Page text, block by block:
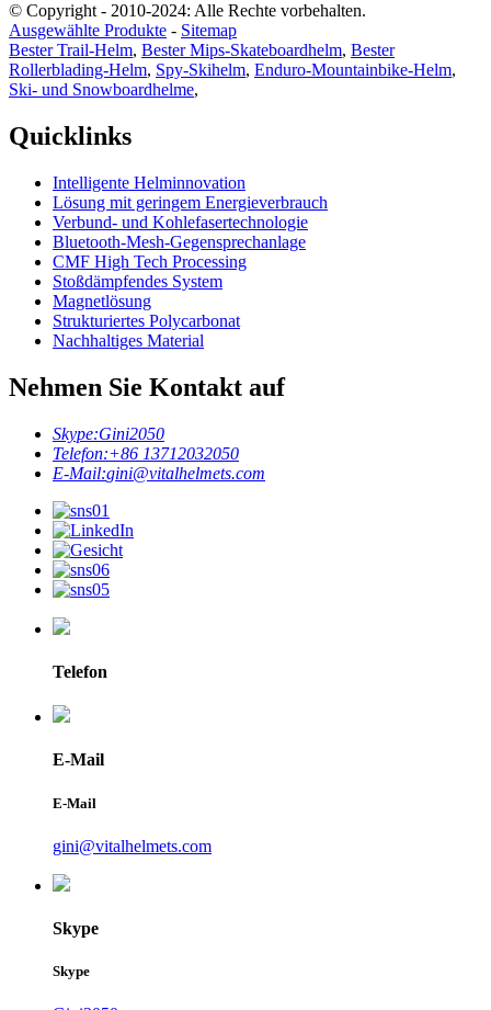
© Copyright - 2010-2024: Alle Rechte vorbehalten.
Ausgewählte Produkte - Sitemap
Bester Trail-Helm, Bester Mips-Skateboardhelm, Bester
Rollerblading-Helm, Spy-Skihelm, Enduro-Mountainbike-Helm,
Ski- und Snowboardhelme,
Quicklinks
Intelligente Helminnovation
Lösung mit geringem Energieverbrauch
Verbund- und Kohlefasertechnologie
Bluetooth-Mesh-Gegensprechanlage
CMF High Tech Processing
Stoßdämpfendes System
Magnetlösung
Strukturiertes Polycarbonat
Nachhaltiges Material
Nehmen Sie Kontakt auf
Skype:Gini2050
Telefon:+86 13712032050
E-Mail:gini@vitalhelmets.com
Telefon
E-Mail
E-Mail
gini@vitalhelmets.com
Skype
Skype